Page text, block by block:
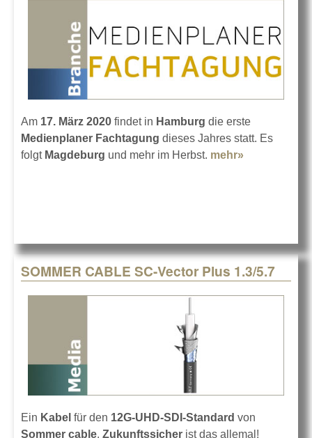
Am 17. März 2020 findet in Hamburg die erste
Medienplaner Fachtagung dieses Jahres statt. Es
folgt Magdeburg und mehr im Herbst. mehr»
SOMMER CABLE SC-Vector Plus 1.3/5.7
Ein Kabel für den 12G-UHD-SDI-Standard von
Sommer cable. Zukunftssicher ist das allemal!